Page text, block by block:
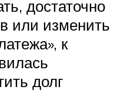
достаточно
или изменить
к
долг